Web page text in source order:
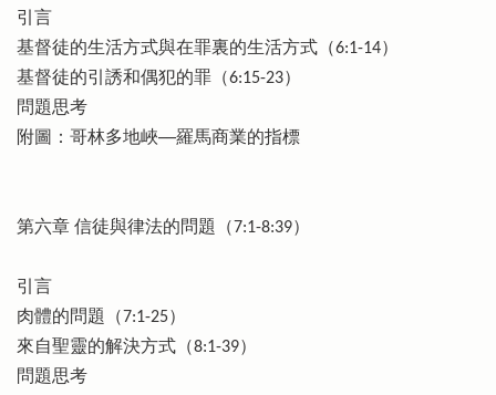
引言
基督徒的生活方式與在罪裏的生活方式（6:1-14）
基督徒的引誘和偶犯的罪（6:15-23）
問題思考
附圖：哥林多地峽──羅馬商業的指標
第六章 信徒與律法的問題（7:1-8:39）
引言
肉體的問題（7:1-25）
來自聖靈的解決方式（8:1-39）
問題思考